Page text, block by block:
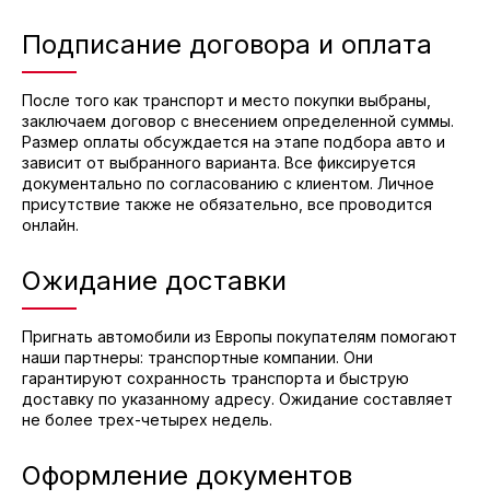
Подписание договора и оплата
После того как транспорт и место покупки выбраны,
заключаем договор с внесением определенной суммы.
Размер оплаты обсуждается на этапе подбора авто и
зависит от выбранного варианта. Все фиксируется
документально по согласованию с клиентом. Личное
присутствие также не обязательно, все проводится
онлайн.
Ожидание доставки
Пригнать автомобили из Европы покупателям помогают
наши партнеры: транспортные компании. Они
гарантируют сохранность транспорта и быструю
доставку по указанному адресу. Ожидание составляет
не более трех-четырех недель.
Оформление документов